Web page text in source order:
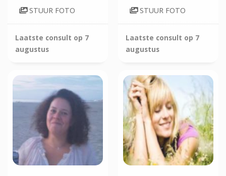
STUUR FOTO
Laatste consult op 7
augustus
STUUR FOTO
Laatste consult op 7
augustus